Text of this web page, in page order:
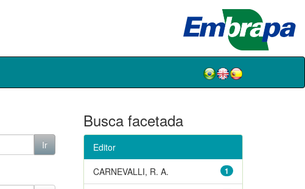
Busca facetada
Editor
1
CARNEVALLI, R. A.